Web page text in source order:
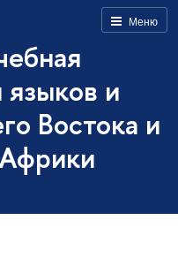
Меню
языков и
Востока и